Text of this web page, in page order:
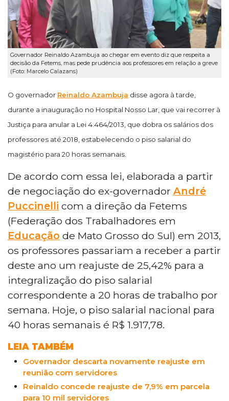
Governador Reinaldo Azambuja ao chegar em evento diz que respeita a
decisão da Fetems, mas pede prudência aos professores em relação a greve
(Foto: Marcelo Calazans)
O governador Reinaldo Azambuja disse agora à tarde,
durante a inauguração no Hospital Nosso Lar, que vai recorrer à
Justiça para anular a Lei 4.464/2013, que dobra os salários dos
professores até 2018, estabelecendo o piso salarial do
magistério para 20 horas semanais.
De acordo com essa lei, elaborada a partir
de negociação do ex-governador André
Puccinelli com a direção da Fetems
(Federação dos Trabalhadores em
Educação de Mato Grosso do Sul) em 2013,
os professores passariam a receber a partir
deste ano um reajuste de 25,42% para a
integralização do piso salarial
correspondente a 20 horas de trabalho por
semana. Hoje, o piso salarial nacional para
40 horas semanais é R$ 1.917,78.
LEIA TAMBÉM
Governador descarta novamente reajuste em
reunião com servidores
Reinaldo concede reajuste de 7,9% em parcela
para 10 mil servidores